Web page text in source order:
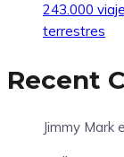
243.000
terrestres
Recent
Jimmy Mark